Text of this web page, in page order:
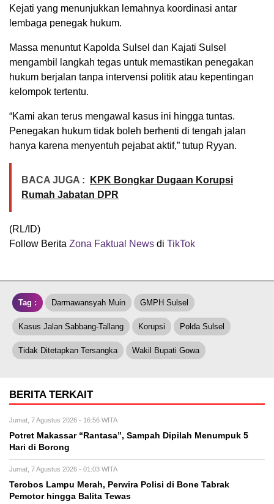
Kejati yang menunjukkan lemahnya koordinasi antar
lembaga penegak hukum.
Massa menuntut Kapolda Sulsel dan Kajati Sulsel
mengambil langkah tegas untuk memastikan penegakan
hukum berjalan tanpa intervensi politik atau kepentingan
kelompok tertentu.
“Kami akan terus mengawal kasus ini hingga tuntas.
Penegakan hukum tidak boleh berhenti di tengah jalan
hanya karena menyentuh pejabat aktif,” tutup Ryyan.
BACA JUGA :
KPK Bongkar Dugaan Korupsi
Rumah Jabatan DPR
(RL/ID)
Follow Berita Zona Faktual News di TikTok
Tag : Darmawansyah Muin GMPH Sulsel
Kasus Jalan Sabbang-Tallang Korupsi Polda Sulsel
Tidak Ditetapkan Tersangka Wakil Bupati Gowa
BERITA TERKAIT
Jumat, 7 Agustus 2026 - 16:56 WITA
Potret Makassar “Rantasa”, Sampah Dipilah Menumpuk 5
Hari di Borong
Jumat, 7 Agustus 2026 - 01:03 WITA
Terobos Lampu Merah, Perwira Polisi di Bone Tabrak
Pemotor hingga Balita Tewas